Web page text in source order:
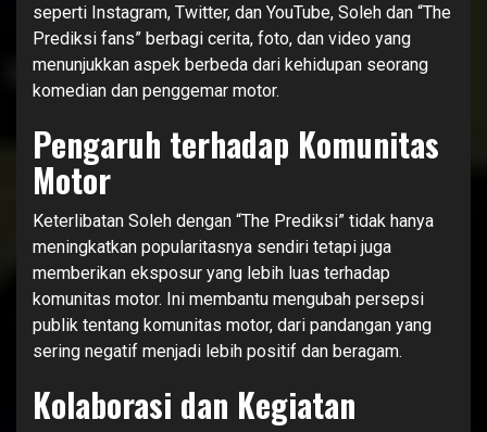
seperti Instagram, Twitter, dan YouTube, Soleh dan “The
Prediksi fans” berbagi cerita, foto, dan video yang
menunjukkan aspek berbeda dari kehidupan seorang
komedian dan penggemar motor.
Pengaruh terhadap Komunitas
Motor
Keterlibatan Soleh dengan “The Prediksi” tidak hanya
meningkatkan popularitasnya sendiri tetapi juga
memberikan eksposur yang lebih luas terhadap
komunitas motor. Ini membantu mengubah persepsi
publik tentang komunitas motor, dari pandangan yang
sering negatif menjadi lebih positif dan beragam.
Kolaborasi dan Kegiatan